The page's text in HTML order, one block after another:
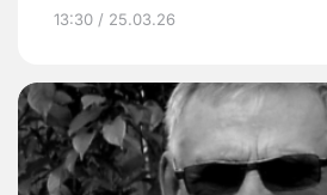
13:30 / 25.03.26